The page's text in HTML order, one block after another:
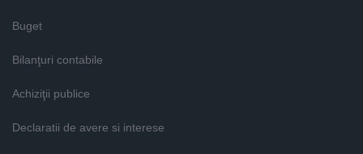
Buget
Bilanţuri contabile
Achiziţii publice
Declaratii de avere si interese